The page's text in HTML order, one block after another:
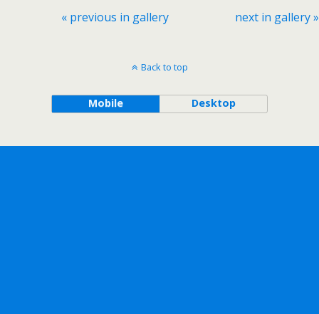
« previous in gallery next in gallery »
Back to top
Mobile Desktop